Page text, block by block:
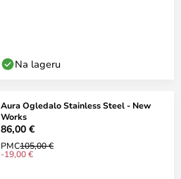
Na lageru
Aura Ogledalo Stainless Steel - New
Works
86,00 €
PMC105,00 €
-19,00 €